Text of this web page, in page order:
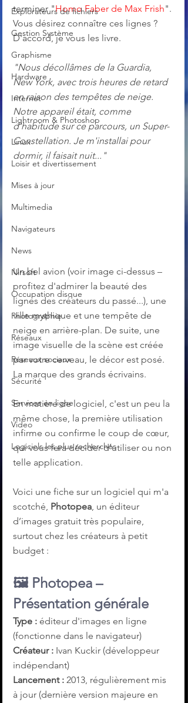
Explorateurs de fichiers
Gestion Système
Graphisme
Hardware
Internet
Lightroom & Photoshop
Linux
Loisir et divertissement
Mises à jour
Multimedia
Navigateurs
News
Nirsoft
Occupation disque
Photographie
Réseaux
Réseaux sociaux
Sécurité
Services en ligne
Video
Logiciels les plus recherchés
terminer "Homo Faber de Max Frish".
Vous désirez connaître ces lignes ?
D'accord, je vous les livre.
"Nous décollâmes de la Guardia,
New York, avec trois heures de retard
en raison des tempêtes de neige.
Notre appareil était, comme
d'habitude sur ce parcours, un Super-
Constellation. Je m'installai pour
dormir, il faisait nuit..."
Un bel avion (voir image ci-dessus –
profitez d'admirer la beauté des
lignes des créateurs du passé...), une
ville mythique et une tempête de
neige en arrière-plan. De suite, une
image visuelle de la scène est créée
par votre cerveau, le décor est posé.
La marque des grands écrivains.
En matière de logiciel, c'est un peu la
même chose, la première utilisation
infirme ou confirme le coup de cœur,
qui vous fera décider d'utiliser ou non
telle application.
Voici une fiche sur un logiciel qui m'a
scotché, Photopea, un éditeur
d’images gratuit très populaire,
surtout chez les créateurs à petit
budget :
🖼️ Photopea –
Présentation générale
Type : éditeur d'images en ligne
(fonctionne dans le navigateur)
Créateur : Ivan Kuckir (développeur
indépendant)
Lancement : 2013, régulièrement mis
à jour (dernière version majeure en